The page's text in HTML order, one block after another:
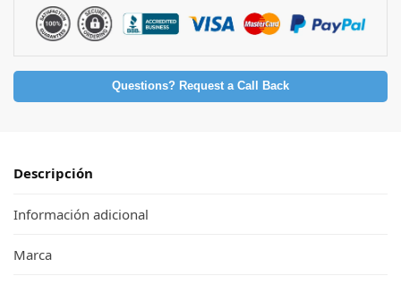
Questions? Request a Call Back
Descripción
Información adicional
Marca